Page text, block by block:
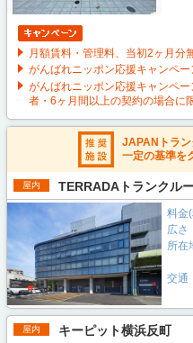
月額賃料・管理料、当初2ヶ月分
がんばれニッポン応援キャンペ
がんばれニッポン応援キャンペ
者・6ヶ月間以上の契約の場合に
JAPANトラン
一定の基準を
屋内 TERRADAトランクル
料金
広さ
所在
交通
屋内 キーピット横浜反町